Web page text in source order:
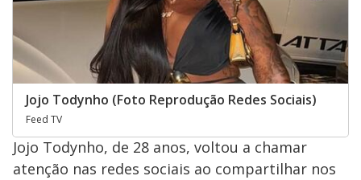
Jojo Todynho (Foto Reprodução Redes Sociais)
Feed TV
Jojo Todynho, de 28 anos, voltou a chamar
atenção nas redes sociais ao compartilhar nos